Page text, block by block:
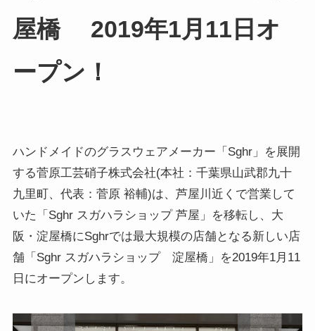
屋橋 2019年1月11日オ
ープン！
ハンドメイドのグラスウェアメーカー「Sghr」を展開
する菅原工芸硝子株式会社(本社：千葉県山武郡九十
九里町、代表：菅原 裕輔)は、芦屋川近くで営業して
いた「Sghr スガハラショップ 芦屋」を移転し、大
阪・淀屋橋にSghrでは最大規模の店舗となる新しい店
舗「Sghr スガハラショップ 淀屋橋」を2019年1月11
日にオープンします。